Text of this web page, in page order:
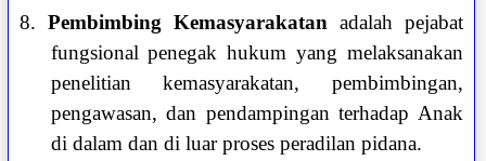
8.Pembimbing Kemasyarakatan adalah pejabat
fungsional penegak hukum yang melaksanakan
penelitian kemasyarakatan, pembimbingan,
pengawasan, dan pendampingan terhadap Anak
di dalam dan di luar proses peradilan pidana.